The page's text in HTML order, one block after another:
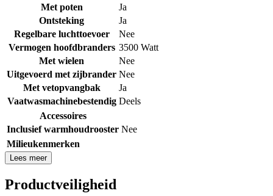
Met poten
Ja
Ontsteking
Ja
Regelbare luchttoevoer
Nee
Vermogen hoofdbranders 3500 Watt
Met wielen
Nee
Uitgevoerd met zijbrander Nee
Met vetopvangbak
Ja
Vaatwasmachinebestendig Deels
Accessoires
Inclusief warmhoudrooster Nee
Milieukenmerken
Lees meer
Productveiligheid